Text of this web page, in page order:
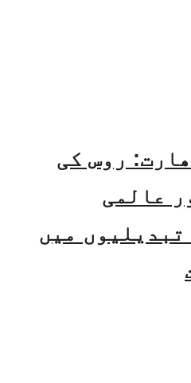
روس کی
عالمی
میں